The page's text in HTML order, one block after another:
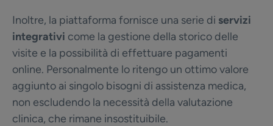
Inoltre, la piattaforma fornisce una serie di servizi
integrativi come la gestione della storico delle
visite e la possibilità di effettuare pagamenti
online. Personalmente lo ritengo un ottimo valore
aggiunto ai singolo bisogni di assistenza medica,
non escludendo la necessità della valutazione
clinica, che rimane insostituibile.